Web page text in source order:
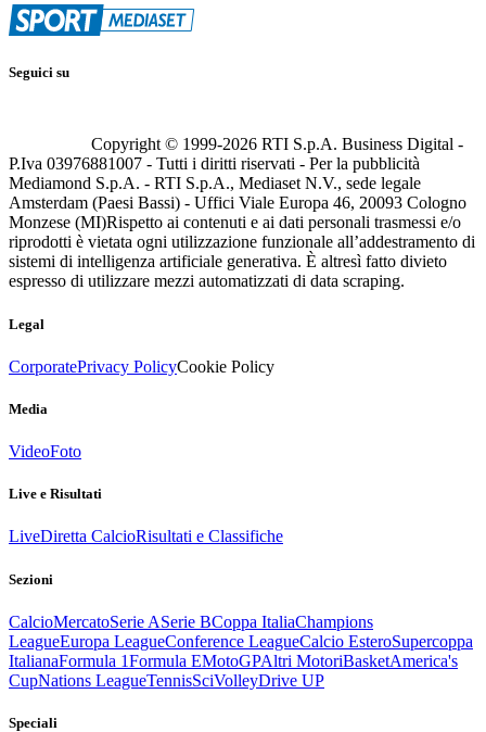
Seguici su
Copyright © 1999-2026 RTI S.p.A. Business Digital -
P.Iva 03976881007 - Tutti i diritti riservati - Per la pubblicità
Mediamond S.p.A. - RTI S.p.A., Mediaset N.V., sede legale
Amsterdam (Paesi Bassi) - Uffici Viale Europa 46, 20093 Cologno
Monzese (MI)Rispetto ai contenuti e ai dati personali trasmessi e/o
riprodotti è vietata ogni utilizzazione funzionale all’addestramento di
sistemi di intelligenza artificiale generativa. È altresì fatto divieto
espresso di utilizzare mezzi automatizzati di data scraping.
Legal
CorporatePrivacy PolicyCookie Policy
Media
VideoFoto
Live e Risultati
LiveDiretta CalcioRisultati e Classifiche
Sezioni
CalcioMercatoSerie ASerie BCoppa ItaliaChampions
LeagueEuropa LeagueConference LeagueCalcio EsteroSupercoppa
ItalianaFormula 1Formula EMotoGPAltri MotoriBasketAmerica's
CupNations LeagueTennisSciVolleyDrive UP
Speciali